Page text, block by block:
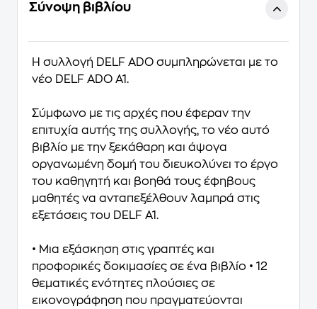
Σύνοψη βιβλίου
Η συλλογή DELF ADO συμπληρώνεται με το
νέο DELF ADO A1.
Σύμφωνο με τις αρχές που έφεραν την
επιτυχία αυτής της συλλογής, το νέο αυτό
βιβλίο με την ξεκάθαρη και άψογα
οργανωμένη δομή του διευκολύνει το έργο
του καθηγητή και βοηθά τους έφηβους
μαθητές να ανταπεξέλθουν λαμπρά στις
εξετάσεις του DELF A1.
• Μια εξάσκηση στις γραπτές και
προφορικές δοκιμασίες σε ένα βιβλίο • 12
θεματικές ενότητες πλούσιες σε
εικονογράφηση που πραγματεύονται